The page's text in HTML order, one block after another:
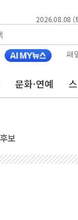
2026.08.08 (
패
문화·연예
우 피해·통제구간
보
vs 42.08%
정청래 42.08%